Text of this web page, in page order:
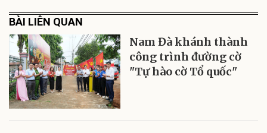
BÀI LIÊN QUAN
Nam Đà khánh thành
công trình đường cờ
"Tự hào cờ Tổ quốc"